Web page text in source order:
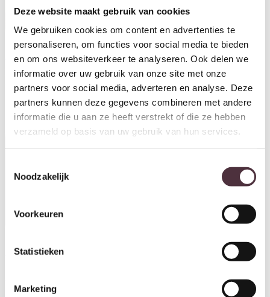
Deze website maakt gebruik van cookies
We gebruiken cookies om content en advertenties te
personaliseren, om functies voor social media te bieden
en om ons websiteverkeer te analyseren. Ook delen we
informatie over uw gebruik van onze site met onze
partners voor social media, adverteren en analyse. Deze
partners kunnen deze gegevens combineren met andere
informatie die u aan ze heeft verstrekt of die ze hebben
verzameld op basis van uw gebruik van hun services.
Noodzakelijk
Voorkeuren
Statistieken
Marketing
Tower Living vitrinekast
Bologna 66x40x191 cm teak
799,00
Tower Living vitrinekast
Bologna 115x40x195 cm teak
€
1.219,00
Tower Living vitrinekast Corona